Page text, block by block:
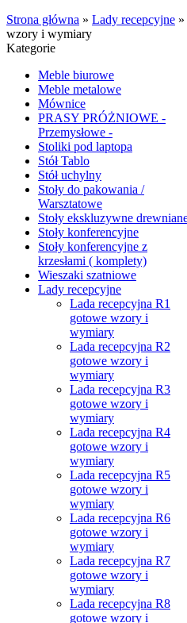
Strona główna » Lady recepcyjne »
wzory i wymiary
Kategorie
Meble biurowe
Meble metalowe
Mównice
PRASY PRÓŻNIOWE -
Przemysłowe -
Stoliki pod laptopa
Stół Tablo
Stół uchylny
Stoły do pakowania /
Warsztatowe
Stoły ekskluzywne
Stoły konferencyjne
Stoły konferencyjne z
krzesłami ( komplety)
Wieszaki szatniowe
Lady recepcyjne
Lada recepcyjna R1
gotowe wzory i
wymiary
Lada recepcyjna R2
gotowe wzory i
wymiary
Lada recepcyjna R3
gotowe wzory i
wymiary
Lada recepcyjna R4
gotowe wzory i
wymiary
Lada recepcyjna R5
gotowe wzory i
wymiary
Lada recepcyjna R6
gotowe wzory i
wymiary
Lada recepcyjna R7
gotowe wzory i
wymiary
Lada recepcyjna R8
gotowe wzory i